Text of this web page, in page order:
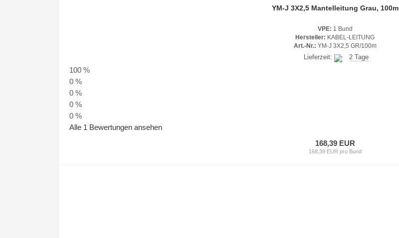
YM-J 3X2,5 Mantelleitung Grau, 100m
VPE: 1 Bund
Hersteller: KABEL-LEITUNG
Art.-Nr.: YM-J 3X2,5 GR/100m
Lieferzeit: 2 Tage
100 %
0 %
0 %
0 %
0 %
Alle 1 Bewertungen ansehen
168,39 EUR
168,39 EUR pro Bund